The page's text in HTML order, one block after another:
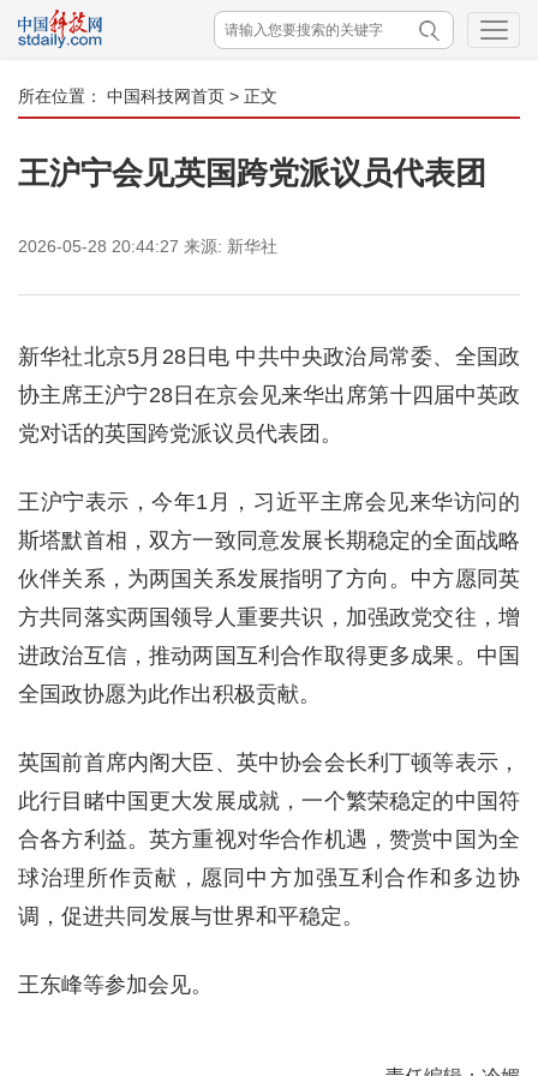
所在位置： 中国科技网首页 > 正文
王沪宁会见英国跨党派议员代表团
2026-05-28 20:44:27 来源: 新华社
新华社北京5月28日电 中共中央政治局常委、全国政
协主席王沪宁28日在京会见来华出席第十四届中英政
党对话的英国跨党派议员代表团。
王沪宁表示，今年1月，习近平主席会见来华访问的
斯塔默首相，双方一致同意发展长期稳定的全面战略
伙伴关系，为两国关系发展指明了方向。中方愿同英
方共同落实两国领导人重要共识，加强政党交往，增
进政治互信，推动两国互利合作取得更多成果。中国
全国政协愿为此作出积极贡献。
英国前首席内阁大臣、英中协会会长利丁顿等表示，
此行目睹中国更大发展成就，一个繁荣稳定的中国符
合各方利益。英方重视对华合作机遇，赞赏中国为全
球治理所作贡献，愿同中方加强互利合作和多边协
调，促进共同发展与世界和平稳定。
王东峰等参加会见。